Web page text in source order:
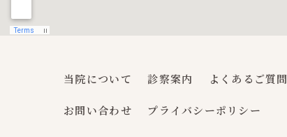
当院について 診察案内 よくあるご質問
お問い合わせ プライバシーポリシー